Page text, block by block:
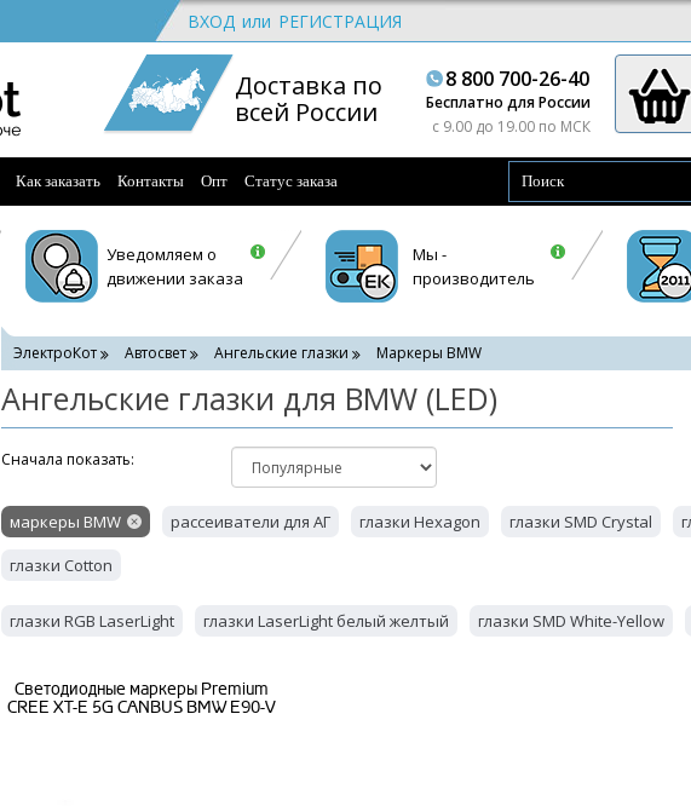
ВХОД или РЕГИСТРАЦИЯ
Доставка по
всей России
8 800 700-26-40
Бесплатно для России
c 9.00 до 19.00 по МСК
Как заказать Контакты Опт Статус заказа
Уведомляем о
движении заказа
Мы -
производитель
ЭлектроКот Автосвет Ангельские глазки Маркеры BMW
Ангельские глазки для BMW (LED)
Cначала показать:
маркеры BMW рассеиватели для АГ глазки Hexagon глазки SMD Crystal
глазки Cotton
глазки RGB LaserLight глазки LaserLight белый желтый глазки SMD White-Yellow
Светодиодные маркеры Premium
CREE XT-E 5G CANBUS BMW E90-V